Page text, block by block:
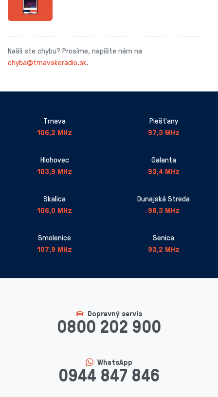
Našli ste chybu? Prosíme, napíšte nám na
chyba@trnavskeradio.sk.
Trnava
106,2 MHz
Piešťany
97,3 MHz
Hlohovec
103,9 MHz
Galanta
93,4 MHz
Skalica
106,0 MHz
Dunajská Streda
98,3 MHz
Smolenice
107,9 MHz
Senica
93,2 MHz
Dopravný servis
0800 202 900
WhatsApp
0944 847 846